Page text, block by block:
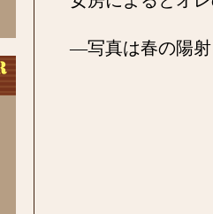
―写真は春の陽射